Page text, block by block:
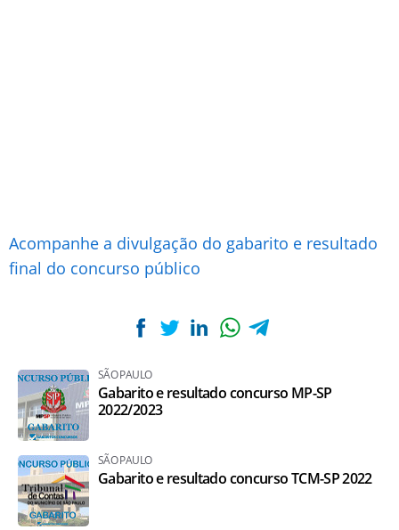
Acompanhe a divulgação do gabarito e resultado
final do concurso público
SÃO PAULO
Gabarito e resultado concurso MP-SP
2022/2023
SÃO PAULO
Gabarito e resultado concurso TCM-SP 2022